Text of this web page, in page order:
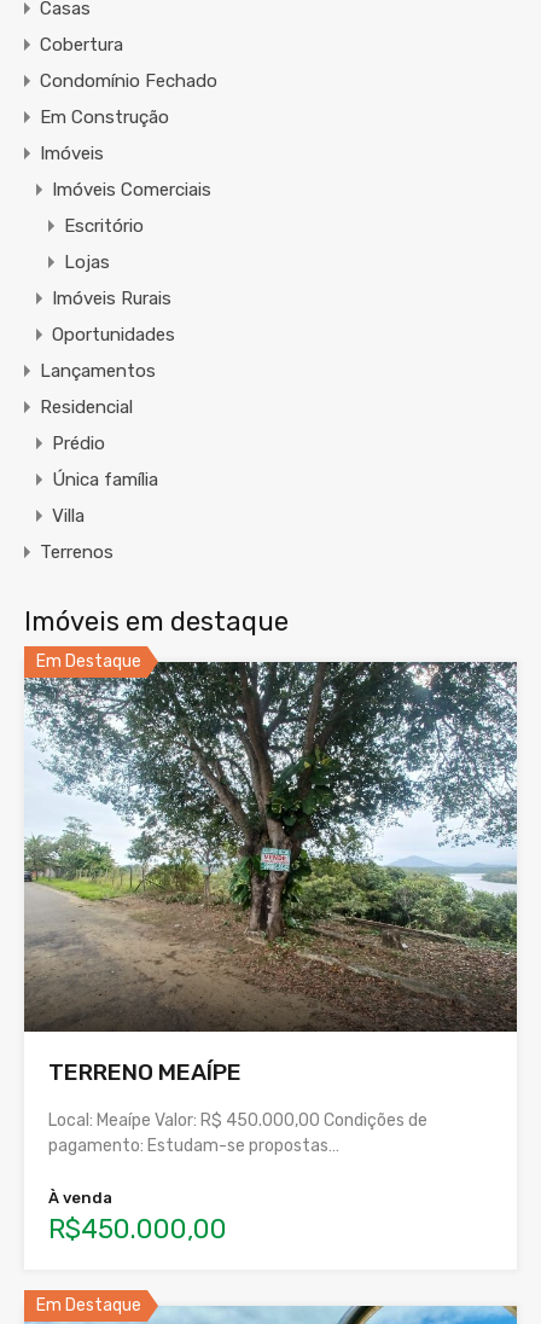
Casas
Cobertura
Condomínio Fechado
Em Construção
Imóveis
Imóveis Comerciais
Escritório
Lojas
Imóveis Rurais
Oportunidades
Lançamentos
Residencial
Prédio
Única família
Villa
Terrenos
Imóveis em destaque
Em Destaque
TERRENO MEAÍPE
Local: Meaípe Valor: R$ 450.000,00 Condições de
pagamento: Estudam-se propostas…
À venda
R$450.000,00
Em Destaque